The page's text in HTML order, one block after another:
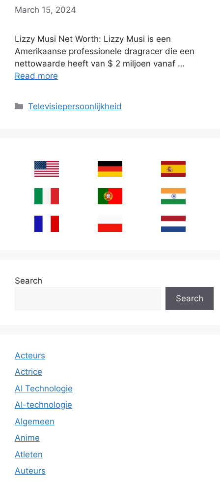
March 15, 2024
Lizzy Musi Net Worth: Lizzy Musi is een
Amerikaanse professionele dragracer die een
nettowaarde heeft van $ 2 miljoen vanaf …
Read more
Categories
Televisiepersoonlijkheid
Search
Search
Acteurs
Actrice
AI Technologie
AI-technologie
Algemeen
Anime
Atleten
Auteurs